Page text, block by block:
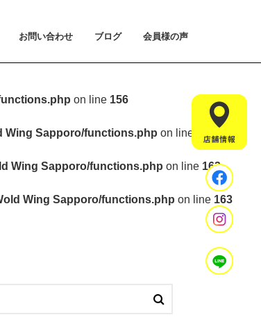
いてについて
のご紹介
介
お問い合わせ
お問い合わせ
入会手続きのご予約
体験会のご予約
見学・相談のご予約
よくあるご質問
ブログ 会員様の声
on line 156
Wing Sapporo/functions.php on line 157
Wing Sapporo/functions.php on line 163
Wing Sapporo/functions.php on line 163